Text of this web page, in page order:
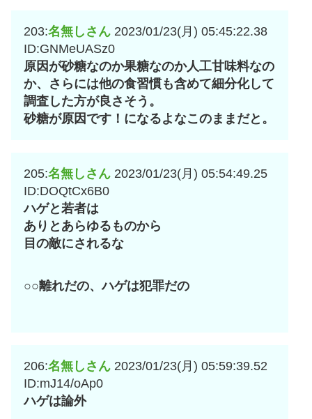
203:名無しさん 2023/01/23(月) 05:45:22.38
ID:GNMeUASz0
原因が砂糖なのか果糖なのか人工甘味料なの
か、さらには他の食習慣も含めて細分化して
調査した方が良さそう。
砂糖が原因です！になるよなこのままだと。
205:名無しさん 2023/01/23(月) 05:54:49.25
ID:DOQtCx6B0
ハゲと若者は
ありとあらゆるものから
目の敵にされるな
○○離れだの、ハゲは犯罪だの
206:名無しさん 2023/01/23(月) 05:59:39.52
ID:mJ14/oAp0
ハゲは論外